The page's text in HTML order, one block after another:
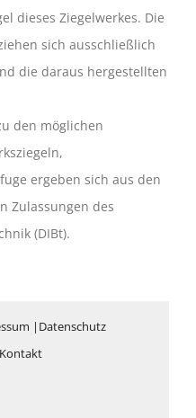
dieses Ziegelwerkes. Die
sich ausschließlich
die daraus hergestellten
den möglichen
ergeben sich aus den
Zulassungen des
(DIBt).
| Datenschutz
Kontakt